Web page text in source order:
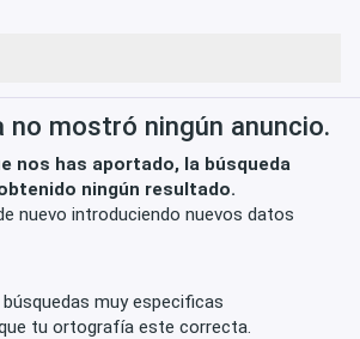
no mostró ningún anuncio.
nos has aportado, la búsqueda
ningún resultado.
nuevo introduciendo nuevos datos
muy especificas
tu ortografía este correcta.